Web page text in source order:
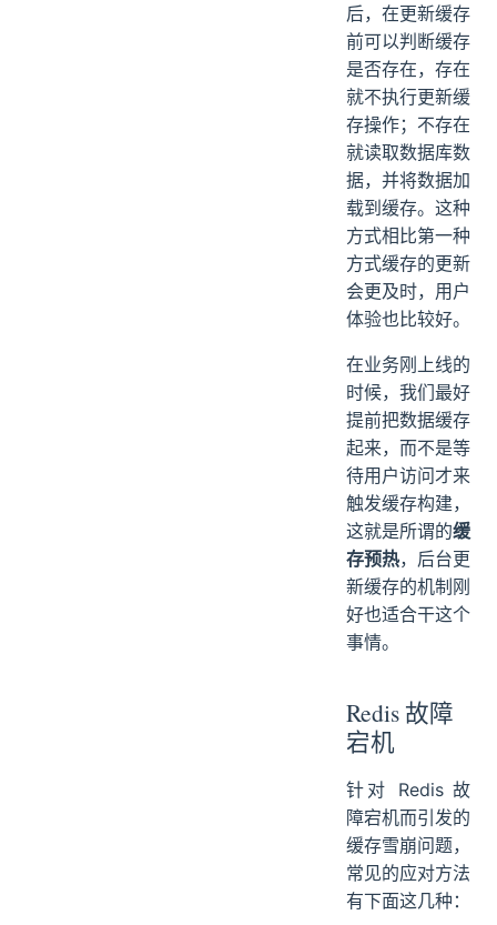
后，在更新缓存
前可以判断缓存
是否存在，存在
就不执行更新缓
存操作；不存在
就读取数据库数
据，并将数据加
载到缓存。这种
方式相比第一种
方式缓存的更新
会更及时，用户
体验也比较好。
在业务刚上线的
时候，我们最好
提前把数据缓存
起来，而不是等
待用户访问才来
触发缓存构建，
这就是所谓的缓
存预热，后台更
新缓存的机制刚
好也适合干这个
事情。
Redis 故障
宕机
针对 Redis 故
障宕机而引发的
缓存雪崩问题，
常见的应对方法
有下面这几种：